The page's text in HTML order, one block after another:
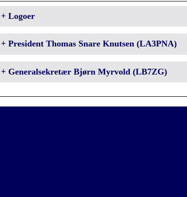
+ Logoer
+ President Thomas Snare Knutsen (LA3PNA)
+ Generalsekretær Bjørn Myrvold (LB7ZG)